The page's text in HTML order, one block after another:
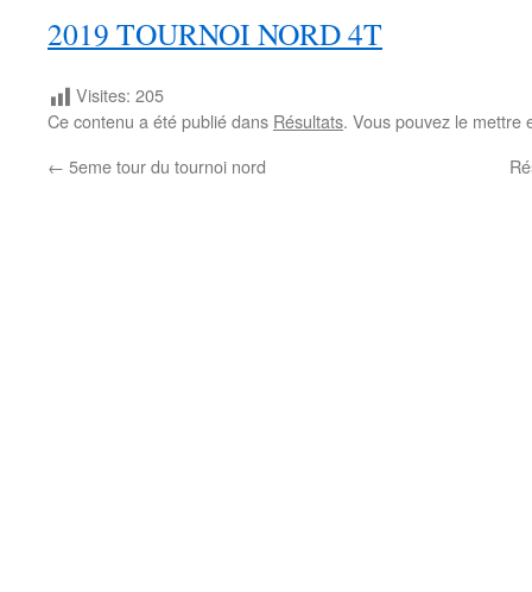
2019 TOURNOI NORD 4T
Visites: 205
Ce contenu a été publié dans Résultats. Vous pouvez le mettre
← 5eme tour du tournoi nord